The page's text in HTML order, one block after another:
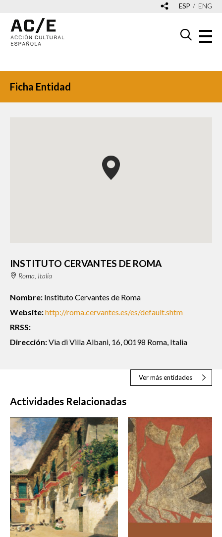
ESP ENG
Ficha Entidad
INSTITUTO CERVANTES DE ROMA
Roma, Italia
Nombre: Instituto Cervantes de Roma
Website:http://roma.cervantes.es/es/default.shtm
RRSS:
Dirección:Via di Villa Albani, 16, 00198 Roma, Italia
Ver más entidades
Actividades Relacionadas